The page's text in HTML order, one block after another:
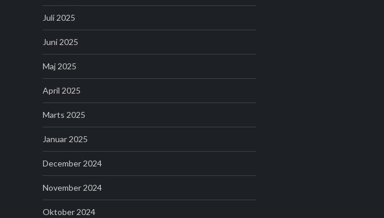
Juli 2025
Juni 2025
Maj 2025
April 2025
Marts 2025
Januar 2025
December 2024
November 2024
Oktober 2024